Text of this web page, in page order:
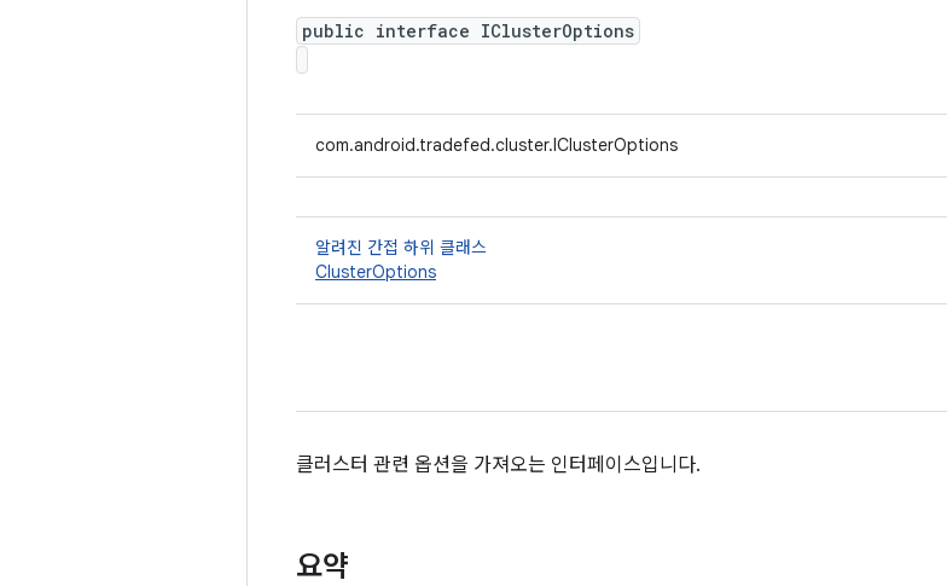
public interface IClusterOptions
com.android.tradefed.cluster.IClusterOptions
알려진 간접 하위 클래스
ClusterOptions
클러스터 관련 옵션을 가져오는 인터페이스입니다.
요약